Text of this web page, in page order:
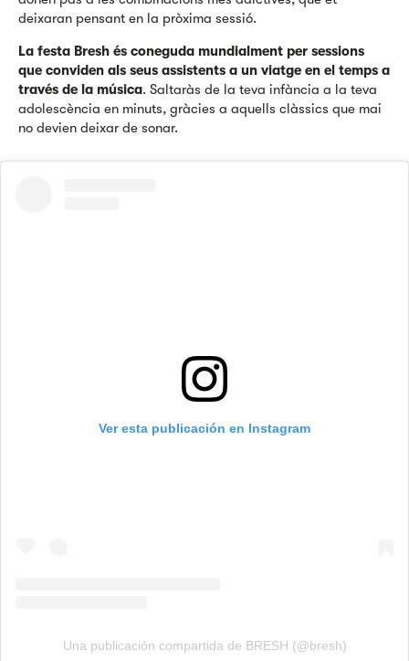
deixaran pensant en la pròxima sessió.
La festa Bresh és coneguda mundialment per sessions
que conviden als seus assistents a un viatge en el temps a
través de la música. Saltaràs de la teva infància a la teva
adolescència en minuts, gràcies a aquells clàssics que mai
no devien deixar de sonar.
Ver esta publicación en Instagram
Una publicación compartida de BRESH (@bresh)